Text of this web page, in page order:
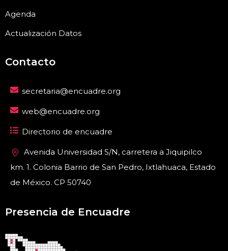
Agenda
Actualización Datos
Contacto
secretaria@encuadre.org
web@encuadre.org
Directorio de encuadre
Avenida Universidad S/N, carretera a Jiquipilco
km. 1. Colonia Barrio de San Pedro, Ixtlahuaca, Estado
de México. CP 50740
Presencia de Encuadre